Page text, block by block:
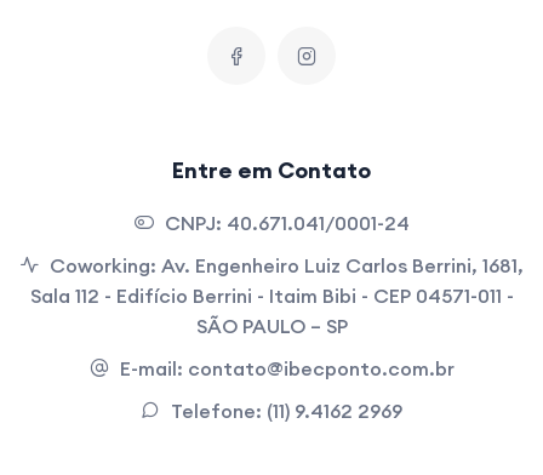
Entre em Contato
CNPJ: 40.671.041/0001-24
Coworking: Av. Engenheiro Luiz Carlos Berrini, 1681,
Sala 112 - Edifício Berrini - Itaim Bibi - CEP 04571-011 -
SÃO PAULO – SP
E-mail: contato@ibecponto.com.br
Telefone: (11) 9.4162 2969